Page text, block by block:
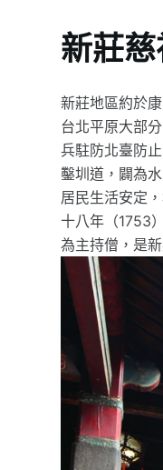
新莊
新莊地區約於
台北平原大部
兵駐防北臺防
鑿圳道，闢為
居民生活安定
十八年（1753
為主持僧，是